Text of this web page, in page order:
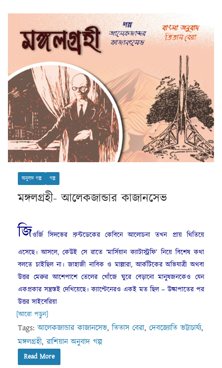
অনুবাদ গল্প গল্প
মঙ্গলগ্রহী- আলেকজান্ডার কাজানসেভ
জিওর্জি সিদভের ফ্রন্টডেকের কেবিনে আলোচনা তখন প্রায় থিতিয়ে
এসেছে। আসলে, কেউই সে রাতে ‘মার্সিয়ান ক্যাটাস্ট্রফি’ নিয়ে বিশেষ কথা
বলতে চাইছিল না। জাহাজী নাবিক ও মাল্লারা, আর্কটিকের অভিযাত্রী অথবা
উত্তর মেরুর আশেপাশে তেলের খোঁজে ঘুরে বেড়ানো মানুষজনকেও যেন
একপ্রকার সন্ত্রস্তই দেখিয়েছে। ক্যাপ্টেনেরও একই মত ছিল – উল্কাপাতের পর
উত্তর সাইবেরিয়া
[আরো পড়ুন]
Tags:আলেকজান্ডার কাজানসেভ,তিতাস বেরা, দেবজ্যোতি ভট্টাচার্য্য,
মঙ্গলগ্রহী,রাশিয়ান অনুবাদ গল্প
Read More